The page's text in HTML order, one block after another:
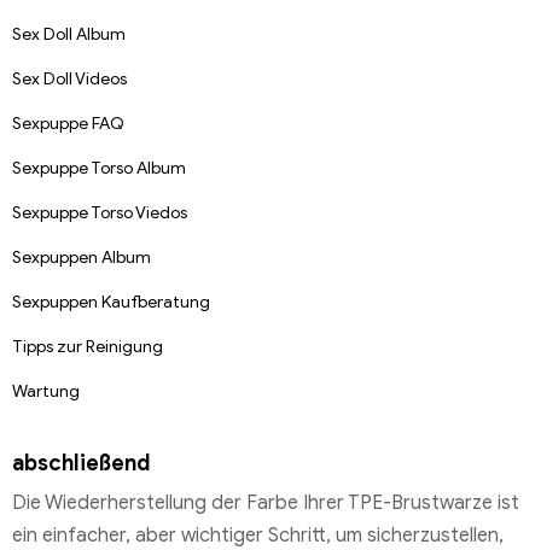
Sex Doll Album
Sex Doll Videos
Sexpuppe FAQ
Sexpuppe Torso Album
Sexpuppe Torso Viedos
Sexpuppen Album
Sexpuppen Kaufberatung
Tipps zur Reinigung
Wartung
abschließend
Die Wiederherstellung der Farbe Ihrer TPE-Brustwarze ist
ein einfacher, aber wichtiger Schritt, um sicherzustellen,